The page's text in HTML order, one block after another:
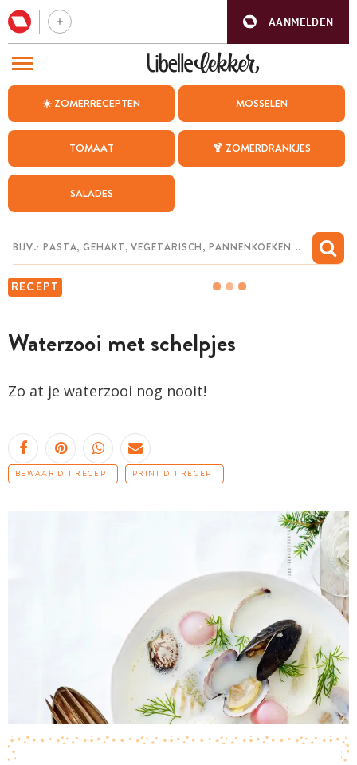
AANMELDEN
☀️ ZOMERRECEPTEN MOSSELEN
TOMAAT 🍹 ZOMERDRANKJES
SALADES
RECEPT
Waterzooi met schelpjes
Zo at je waterzooi nog nooit!
BEWAAR DIT RECEPT PRINT DIT RECEPT
BEZOEK ONZE ANDERE WEBSITES
WEEKMENU
CHAT MET MAIA
MIJN BEWAARDE RECEPTEN